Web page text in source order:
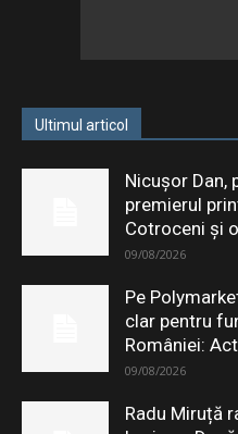
Ultimul articol
Nicușor Dan,
premierul
Cotroceni și
09/08/2026
Pe
clar pentru
României:
09/08/2026
Radu Miruță